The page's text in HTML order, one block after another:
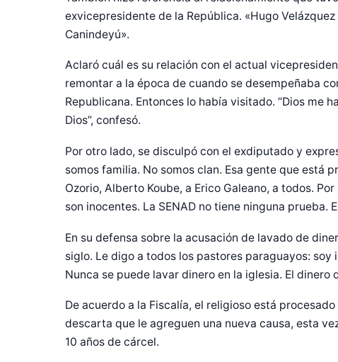
exvicepresidente de la República. «Hugo
Canindeyú».
Aclaró cuál es su relación con el actual
remontar a la época de cuando se desempeñaba
Republicana. Entonces lo había visitado. “Dios me
Dios”, confesó.
Por otro lado, se disculpó con el exdiputado y
somos familia. No somos clan. Esa gente que está
Ozorio, Alberto Koube, a Erico Galeano, a todos.
son inocentes. La SENAD no tiene ninguna prueba.
En su defensa sobre la acusación de lavado de
siglo. Le digo a todos los pastores paraguayos:
Nunca se puede lavar dinero en la iglesia. El dinero
De acuerdo a la Fiscalía, el religioso está
descarta que le agreguen una nueva causa, esta
10 años de cárcel.
Diseñado por